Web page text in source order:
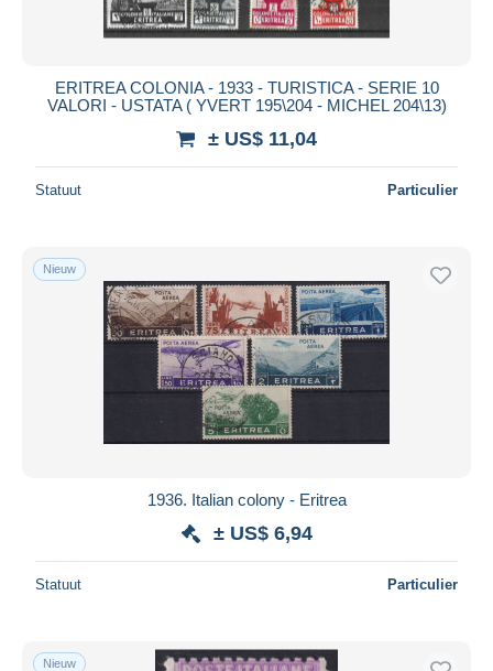
ERITREA COLONIA - 1933 - TURISTICA - SERIE 10
VALORI - USTATA ( YVERT 195\204 - MICHEL 204\13)
± US$ 11,04
Statuut Particulier
Nieuw
1936. Italian colony - Eritrea
± US$ 6,94
Statuut Particulier
Nieuw